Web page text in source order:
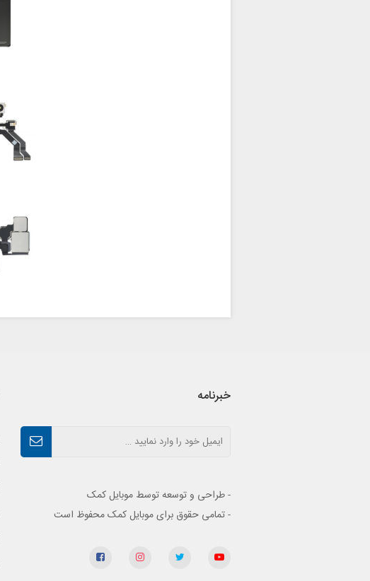
خبرنامه
- طراحی و توسعه توسط موبایل کمک
- تمامی حقوق برای موبایل کمک محفوظ است